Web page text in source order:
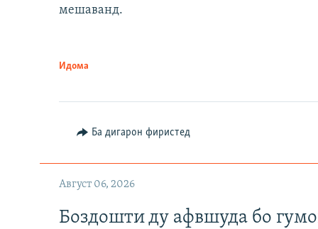
мешаванд.
Идома
Ба дигарон фиристед
Август 06, 2026
Боздошти ду афвшуда бо